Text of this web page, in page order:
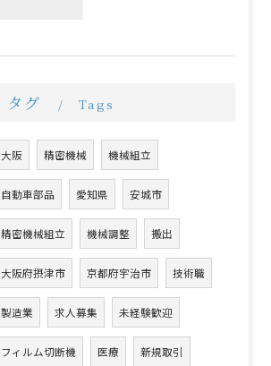
タグ Tags
大阪 精密機械 機械組立
自動車部品 愛知県 安城市
精密機械組立 機械調整 搬出
大阪府摂津市 京都府宇治市 技術職
製造業 求人募集 未経験歓迎
フィルム切断機 医療 新規取引